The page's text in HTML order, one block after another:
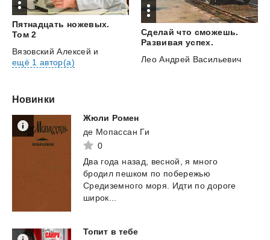
Пятнадцать ножевых.
Том 2
Вязовский Алексей и
ещё 1 автор(а)
Сделай что сможешь.
Развивая успех.
Лео Андрей Васильевич
Новинки
Жюли Ромен
де Мопассан Ги
0
Два года назад, весной, я много
бродил пешком по побережью
Средиземного моря. Идти по дороге
широк...
Топит в тебе